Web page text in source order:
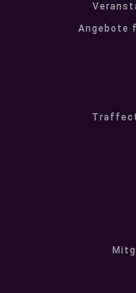
Angebote